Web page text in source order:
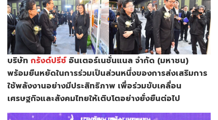
บริษัท กรังด์ปรีซ์อินเตอร์เนชั่นแนล จำกัด (มหาชน)
พร้อมยืนหยัดในการร่วมเป็นส่วนหนึ่งของการส่งเสริมการ
ใช้พลังงานอย่างมีประสิทธิภาพ เพื่อร่วมขับเคลื่อน
เศรษฐกิจและสังคมไทยให้เติบโตอย่างยั่งยืนต่อไป